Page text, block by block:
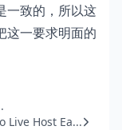
一致的，所以这
这一要求明面的
Live Host Ea...